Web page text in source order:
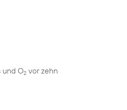
und O2 vor zehn